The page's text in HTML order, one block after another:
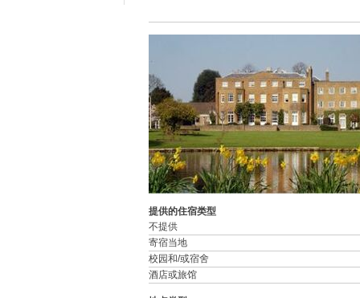
提供的住宿类型
不提供
寄宿当地
校园和/或宿舍
酒店或旅馆